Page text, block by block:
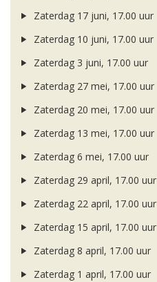
Zaterdag 17 juni, 17.00 uur
Zaterdag 10 juni, 17.00 uur
Zaterdag 3 juni, 17.00 uur
Zaterdag 27 mei, 17.00 uur
Zaterdag 20 mei, 17.00 uur
Zaterdag 13 mei, 17.00 uur
Zaterdag 6 mei, 17.00 uur
Zaterdag 29 april, 17.00 uur
Zaterdag 22 april, 17.00 uur
Zaterdag 15 april, 17.00 uur
Zaterdag 8 april, 17.00 uur
Zaterdag 1 april, 17.00 uur